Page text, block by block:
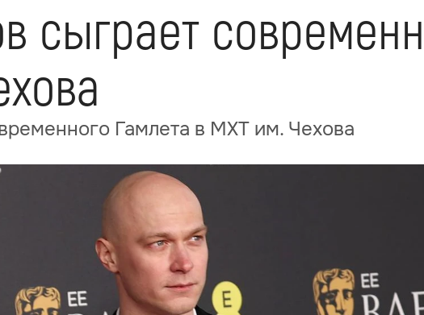
сыграет
Гамлета в МХТ им. Чехова